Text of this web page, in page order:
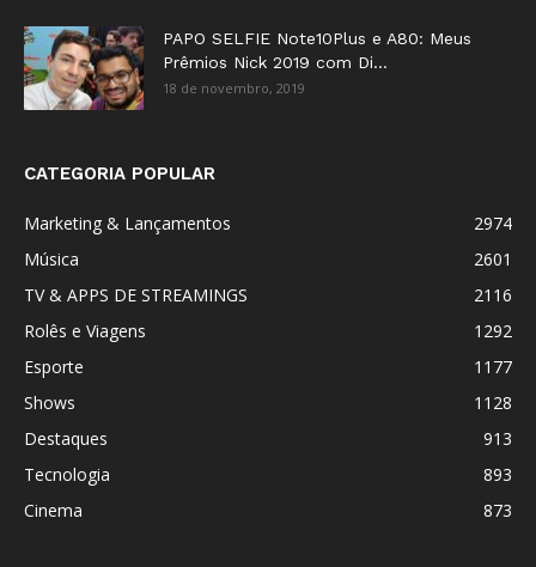
PAPO SELFIE Note10Plus e A80: Meus
Prêmios Nick 2019 com Di...
18 de novembro, 2019
CATEGORIA POPULAR
Marketing & Lançamentos
2974
Música
2601
TV & APPS DE STREAMINGS
2116
Rolês e Viagens
1292
Esporte
1177
Shows
1128
Destaques
913
Tecnologia
893
Cinema
873